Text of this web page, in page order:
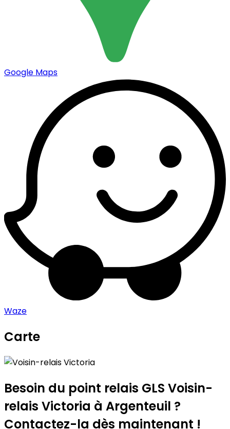
Google Maps
Waze
Carte
Voisin-relais Victoria
+
−
Besoin du point relais GLS Voisin-
relais Victoria à Argenteuil ?
Contactez-la dès maintenant !